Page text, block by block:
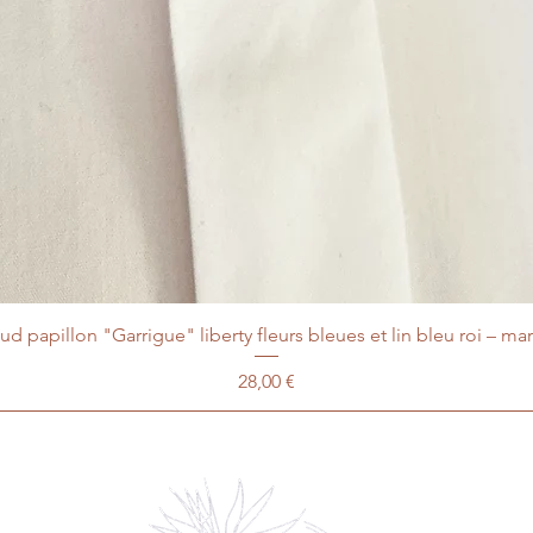
papillon "Garrigue" liberty fleurs bleues et lin bleu roi –
Prix
28,00 €